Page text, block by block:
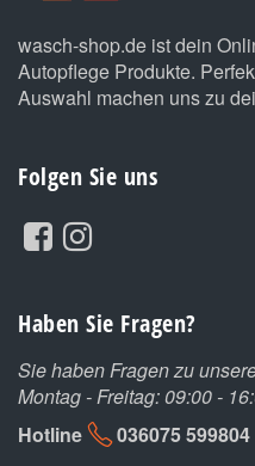
wasch-shop.de ist dein
Autopflege Produkte.
Auswahl machen uns zu
Folgen Sie uns
Haben Sie Fragen?
Sie haben Fragen zu
Montag - Freitag: 09:00 -
Hotline
036075 599804